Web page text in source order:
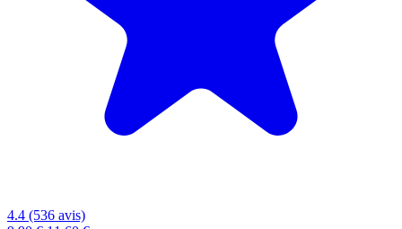
4.4 (536 avis)